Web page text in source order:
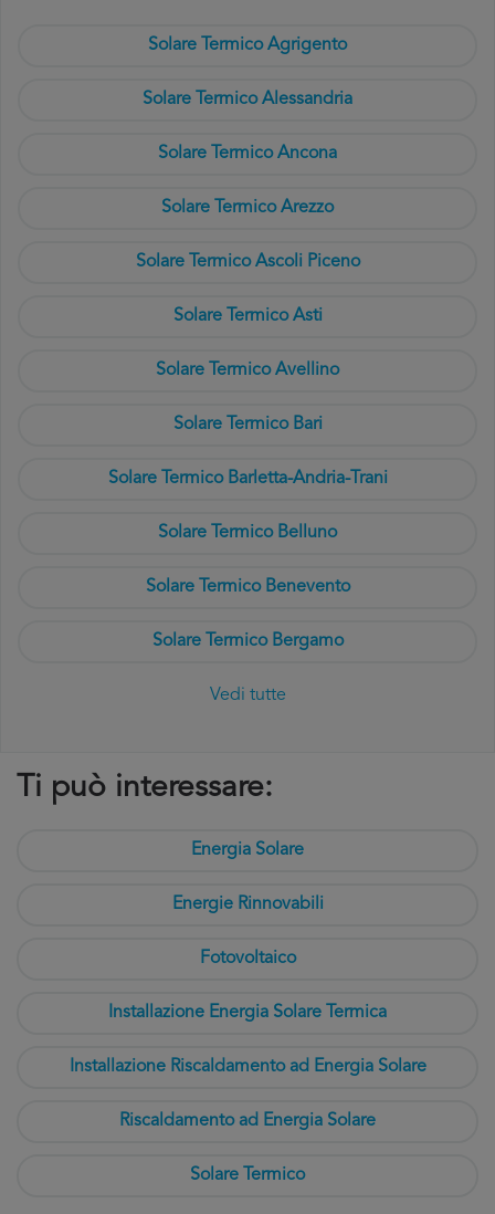
Solare Termico Agrigento
Solare Termico Alessandria
Solare Termico Ancona
Solare Termico Arezzo
Solare Termico Ascoli Piceno
Solare Termico Asti
Solare Termico Avellino
Solare Termico Bari
Solare Termico Barletta-Andria-Trani
Solare Termico Belluno
Solare Termico Benevento
Solare Termico Bergamo
Vedi tutte
Ti può interessare:
Energia Solare
Energie Rinnovabili
Fotovoltaico
Installazione Energia Solare Termica
Installazione Riscaldamento ad Energia Solare
Riscaldamento ad Energia Solare
Solare Termico